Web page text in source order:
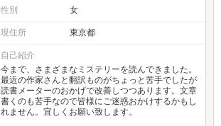
性別 女
現住所 東京都
自己紹介
今まで、さまざまなミステリーを読んできました。
最近の作家さんと翻訳ものがちょっと苦手でしたが
読書メーターのおかげで改善しつつあります。文章
書くのも苦手なので皆様にご迷惑おかけするかもし
れません。宜しくお願い致します。